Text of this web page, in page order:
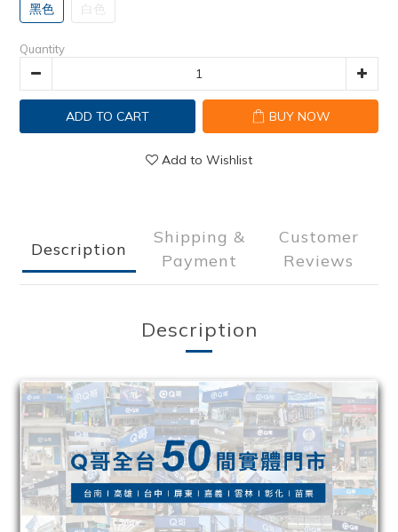
黑色 白色
Quantity
ADD TO CART BUY NOW
Add to Wishlist
Description
Shipping &
Payment
Customer
Reviews
Description